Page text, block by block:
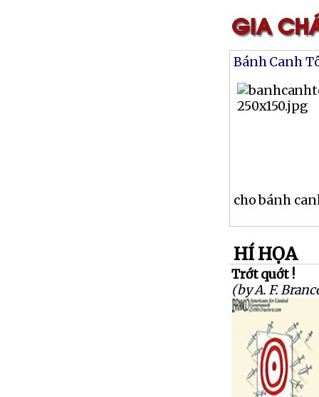
Bánh Canh
cho bánh
HÍ HỌA
Trớt quớt !
(by A. F.